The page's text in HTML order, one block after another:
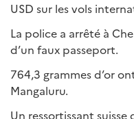
USD sur les vols
La police a arrêté à
d’un faux passeport.
764,3 grammes d’or
Mangaluru.
Un ressortissant